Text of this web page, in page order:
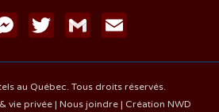
Messenger
Twitter Gmail
au Québec. Tous droits réservés.
vie privée| Nous joindre| Création NWD